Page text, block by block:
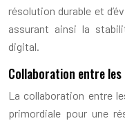
résolution durable et
assurant ainsi la
digital.
Collaboration entre
La collaboration entre
primordiale pour une